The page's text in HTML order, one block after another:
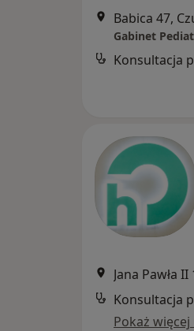
Babica 47,
Gabinet
Konsultacja
Jana Pawła
Konsultacja
Pokaż więcej